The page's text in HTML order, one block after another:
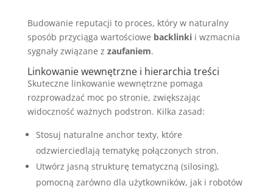
Budowanie reputacji to proces, który w naturalny
sposób przyciąga wartościowe backlinkii wzmacnia
sygnały związane z zaufaniem.
Linkowanie wewnętrzne i hierarchia treści
Skuteczne linkowanie wewnętrzne pomaga
rozprowadzać moc po stronie, zwiększając
widoczność ważnych podstron. Kilka zasad:
Stosuj naturalne anchor texty, które
odzwierciedlają tematykę połączonych stron.
Utwórz jasną strukturę tematyczną (silosing),
pomocną zarówno dla użytkowników, jak i robotów